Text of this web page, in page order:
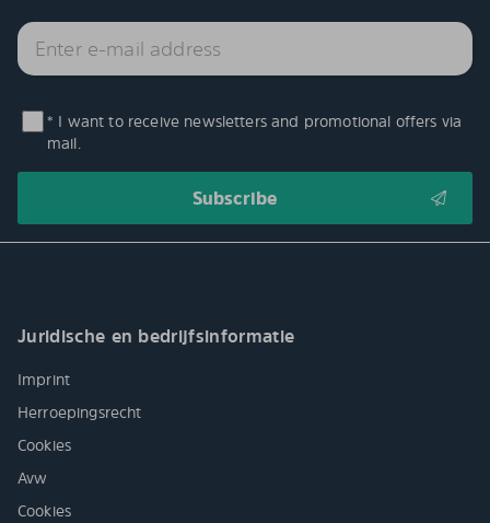
* I want to receive newsletters and promotional offers via
mail.
Juridische en bedrijfsinformatie
Imprint
Herroepingsrecht
Cookies
Avw
Cookies